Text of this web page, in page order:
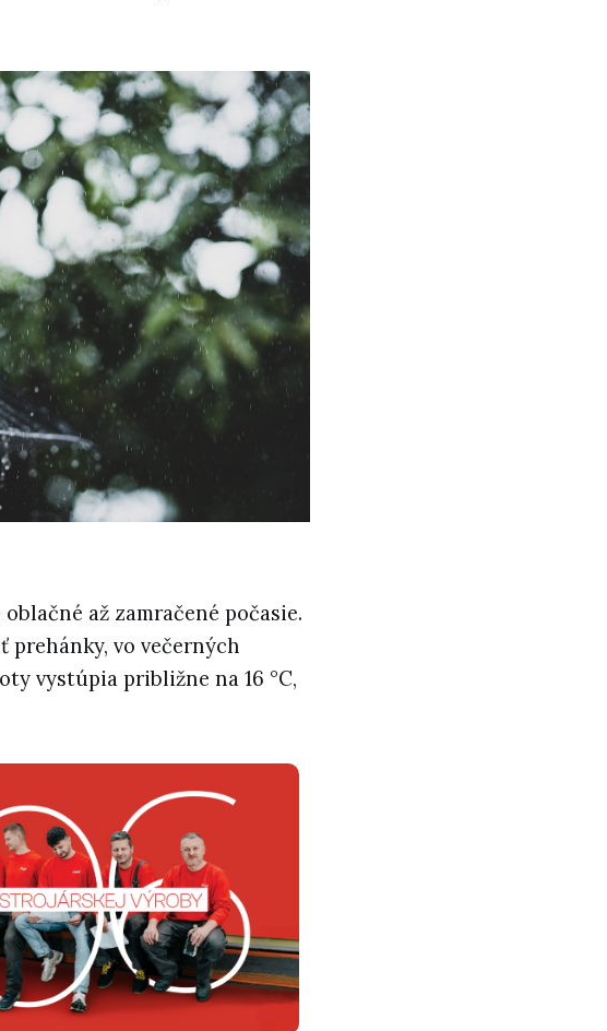
až zamračené počasie.
prehánky, vo večerných
vystúpia približne na 16 °C,